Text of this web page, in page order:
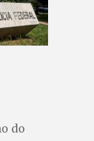
do